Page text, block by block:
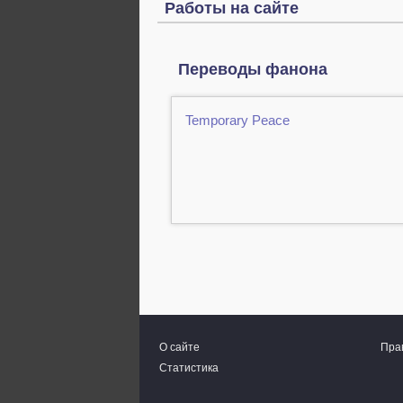
Работы на сайте
Переводы фанона
Temporary Peace
О сайте
Статистика